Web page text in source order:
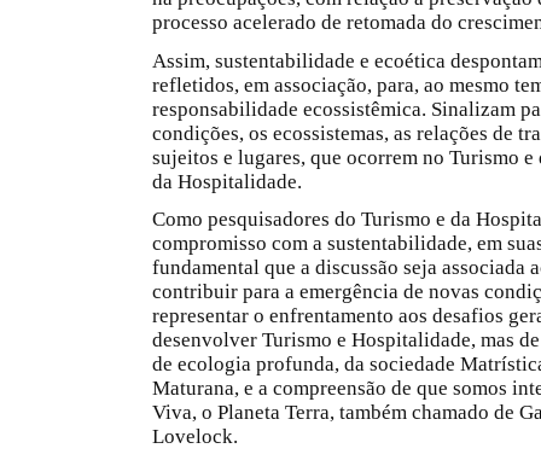
processo acelerado de retomada do
Assim, sustentabilidade e ecoética
refletidos, em associação, para, ao mesmo
responsabilidade ecossistêmica. Sinalizam
condições, os ecossistemas, as relações de
sujeitos e lugares, que ocorrem no Turismo
da Hospitalidade.
Como pesquisadores do Turismo e da
compromisso com a sustentabilidade, em
fundamental que a discussão seja associada
contribuir para a emergência de novas
representar o enfrentamento aos desafios
desenvolver Turismo e Hospitalidade, mas
de ecologia profunda, da sociedade
Maturana, e a compreensão de que somos
Viva, o Planeta Terra, também chamado de
Lovelock.